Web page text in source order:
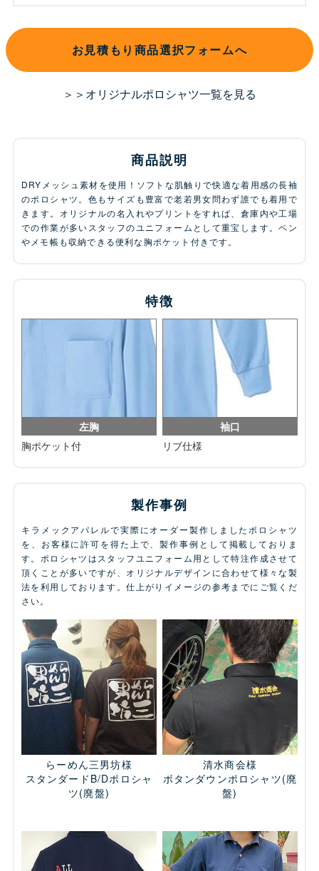
お見積もり商品選択フォームへ
＞＞オリジナルポロシャツ一覧を見る
商品説明
DRYメッシュ素材を使用！ソフトな肌触りで快適な着用感の長袖
のポロシャツ。色もサイズも豊富で老若男女問わず誰でも着用で
きます。オリジナルの名入れやプリントをすれば、倉庫内や工場
での作業が多いスタッフのユニフォームとして重宝します。ペン
やメモ帳も収納できる便利な胸ポケット付きです。
特徴
左胸
胸ポケット付
袖口
リブ仕様
製作事例
キラメックアパレルで実際にオーダー製作しましたポロシャツ
を、お客様に許可を得た上で、製作事例として掲載しておりま
す。ポロシャツはスタッフユニフォーム用として特注作成させて
頂くことが多いですが、オリジナルデザインに合わせて様々な製
法を利用しております。仕上がりイメージの参考までにご覧くだ
さい。
らーめん三男坊様
スタンダードB/Dポロシャ
ツ(廃盤)
清水商会様
ボタンダウンポロシャツ(廃
盤)